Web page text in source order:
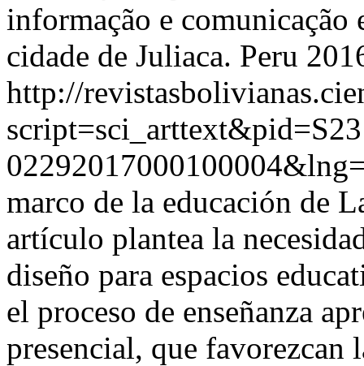
informação e comunicação
cidade de Juliaca. Peru
http://
marco de la educación de
artículo plantea la
diseño para espacios
el proceso de enseñanza
presencial, que favorezcan